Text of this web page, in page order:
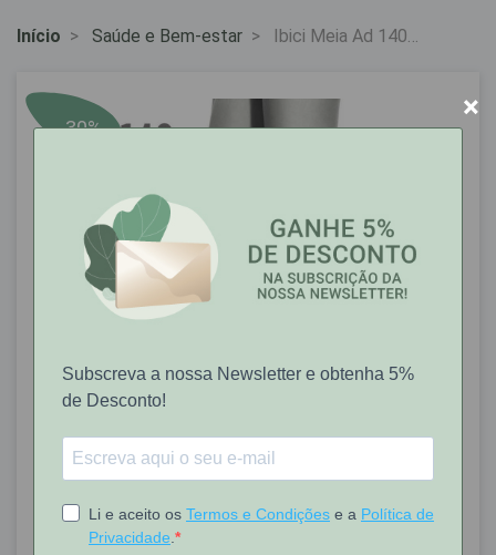
Início Saúde e Bem-estar
-30%
×